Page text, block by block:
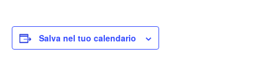
Salva nel tuo calendario